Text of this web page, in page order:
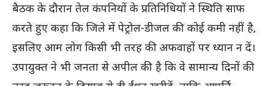
बैठक के दौरान तेल कंपनियों के प्रतिनिधियों ने स्थिति साफ
करते हुए कहा कि जिले में पेट्रोल-डीजल की कोई कमी नहीं है,
इसलिए आम लोग किसी भी तरह की अफवाहों पर ध्यान न दें।
उपायुक्त ने भी जनता से अपील की है कि वे सामान्य दिनों की